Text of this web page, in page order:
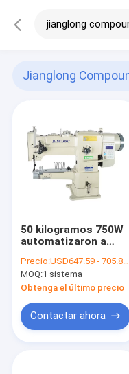
Jianglong
50 kilogramos 750W
automatizaron a
Sewing Machine
Precio:USD647.59 - 705.89 per set
MOQ:1 sistema
Obtenga el último precio
Contactar ahora